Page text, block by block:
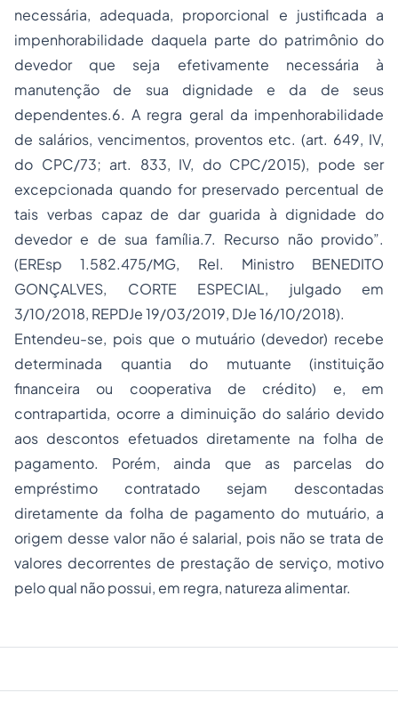
necessária, adequada, proporcional e justificada a
impenhorabilidade daquela parte do patrimônio do
devedor que seja efetivamente necessária à
manutenção de sua dignidade e da de seus
dependentes.6. A regra geral da impenhorabilidade
de salários, vencimentos, proventos etc. (art. 649, IV,
do CPC/73; art. 833, IV, do CPC/2015), pode ser
excepcionada quando for preservado percentual de
tais verbas capaz de dar guarida à dignidade do
devedor e de sua família.7. Recurso não provido”.
(EREsp 1.582.475/MG, Rel. Ministro BENEDITO
GONÇALVES, CORTE ESPECIAL, julgado em
3/10/2018, REPDJe 19/03/2019, DJe 16/10/2018).
Entendeu-se, pois que o mutuário (devedor) recebe
determinada quantia do mutuante (instituição
financeira ou cooperativa de crédito) e, em
contrapartida, ocorre a diminuição do salário devido
aos descontos efetuados diretamente na folha de
pagamento. Porém, ainda que as parcelas do
empréstimo contratado sejam descontadas
diretamente da folha de pagamento do mutuário, a
origem desse valor não é salarial, pois não se trata de
valores decorrentes de prestação de serviço, motivo
pelo qual não possui, em regra, natureza alimentar.